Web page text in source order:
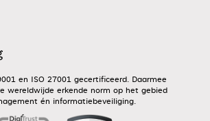
en ISO 27001 gecertificeerd. Daarmee
wereldwijde erkende norm op het gebied
én informatiebeveiliging.